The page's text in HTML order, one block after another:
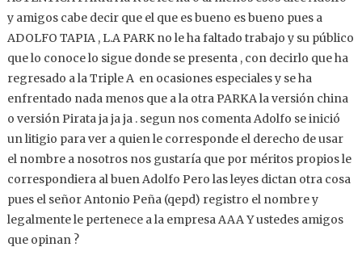
y amigos cabe decir que el que es bueno es bueno pues a
ADOLFO TAPIA , L.A PARK no le ha faltado trabajo y su público
que lo conoce lo sigue donde se presenta , con decirlo que ha
regresado a la Triple A en ocasiones especiales y se ha
enfrentado nada menos que a la otra PARKA la versión china
o versión Pirata ja ja ja . segun nos comenta Adolfo se inició
un litigio para ver a quien le corresponde el derecho de usar
el nombre a nosotros nos gustaría que por méritos propios le
correspondiera al buen Adolfo Pero las leyes dictan otra cosa
pues el señor Antonio Peña (qepd) registro el nombre y
legalmente le pertenece a la empresa AAA Y ustedes amigos
que opinan ?